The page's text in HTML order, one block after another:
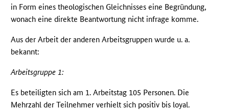
in Form eines theologischen Gleichnisses eine Begründung,
wonach eine direkte Beantwortung nicht infrage komme.
Aus der Arbeit der anderen Arbeitsgruppen wurde u. a.
bekannt:
Arbeitsgruppe 1:
Es beteiligten sich am 1. Arbeitstag 105 Personen. Die
Mehrzahl der Teilnehmer verhielt sich positiv bis loyal.